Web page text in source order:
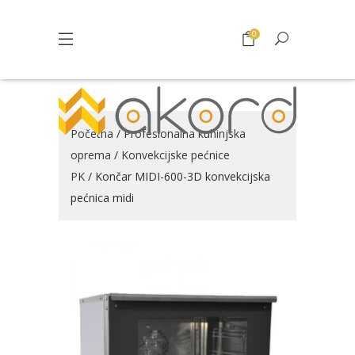
0
Početna /Profesionalna kuhinjska
oprema / Konvekcijske pećnice
PK / Končar MIDI-600-3D konvekcijska
pećnica midi